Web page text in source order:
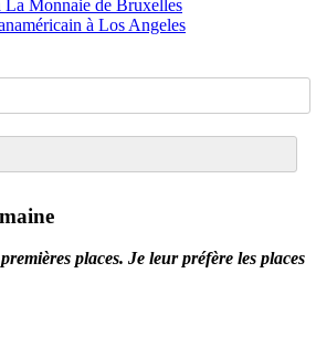
places. Je leur préfère les places